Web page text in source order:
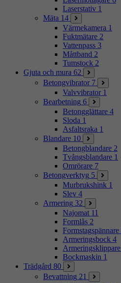
Laserstativ 1
Mäta 14
Värmekamera 1
Fuktmätare 2
Vattenpass 3
Måttband 2
Tumstock 2
Gjuta och mura 62
Betongvibrator 7
Valvvibrator 1
Bearbetning 6
Betongglättare 4
Sloda 1
Asfaltsraka 1
Blandare 10
Betongblandare 2
Tvångsblandare 1
Omrörare 7
Betongverktyg 5
Murbrukshink 1
Slev 4
Armering 32
Najomat 11
Formlås 2
Formstagspännare
Armeringsbock 4
Armeringsklippare
Bockmaskin 1
Trädgård 80
Bevattning 21